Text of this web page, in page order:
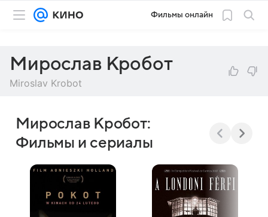
Фильмы онлайн
Мирослав Кробот
Miroslav Krobot
Мирослав Кробот:
Фильмы и сериалы